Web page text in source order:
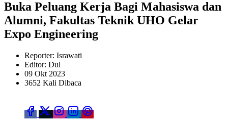
Buka Peluang Kerja Bagi Mahasiswa dan
Alumni, Fakultas Teknik UHO Gelar
Expo Engineering
Reporter: Israwati
Editor: Dul
09 Okt 2023
3652 Kali Dibaca